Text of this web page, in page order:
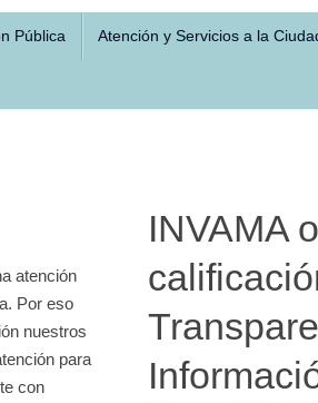
Pública Atención y Servicios a la
atención
Por eso
nuestros
para
con
INVAMA